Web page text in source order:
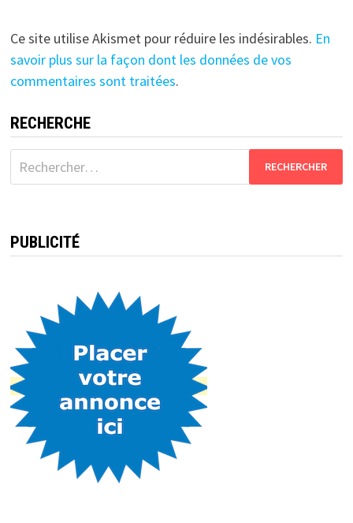
Ce site utilise Akismet pour réduire les indésirables. En
savoir plus sur la façon dont les données de vos
commentaires sont traitées.
RECHERCHE
Rechercher :
PUBLICITÉ